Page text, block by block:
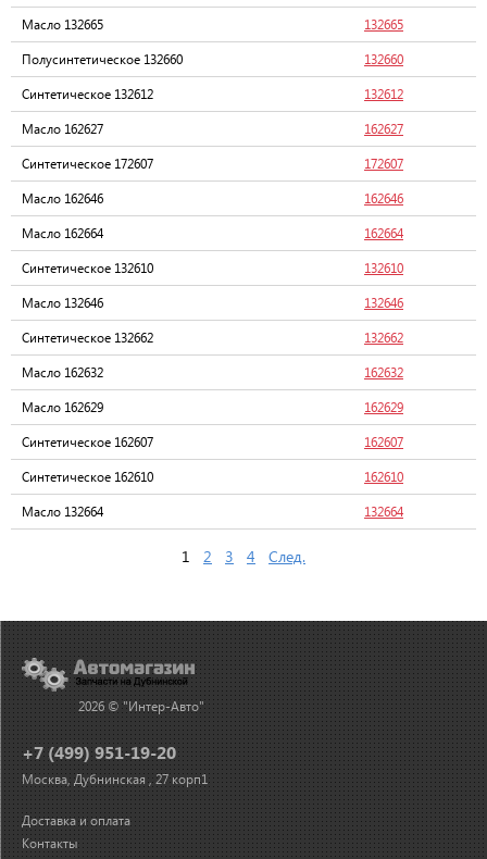
Масло 132665 132665
Полусинтетическое 132660 132660
Синтетическое 132612 132612
Масло 162627 162627
Синтетическое 172607 172607
Масло 162646 162646
Масло 162664 162664
Синтетическое 132610 132610
Масло 132646 132646
Синтетическое 132662 132662
Масло 162632 162632
Масло 162629 162629
Синтетическое 162607 162607
Синтетическое 162610 162610
Масло 132664 132664
1 2 3 4 След.
2026 © "Интер-Авто"
+7 (499) 951-19-20
Москва, Дубнинская , 27 корп1
Доставка и оплата
Контакты